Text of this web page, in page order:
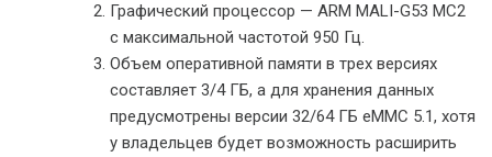
Графический процессор — ARM MALI-G53 MC2
с максимальной частотой 950 Гц.
Объем оперативной памяти в трех версиях
составляет 3/4 ГБ, а для хранения данных
предусмотрены версии 32/64 ГБ eMMC 5.1, хотя
у владельцев будет возможность расширить